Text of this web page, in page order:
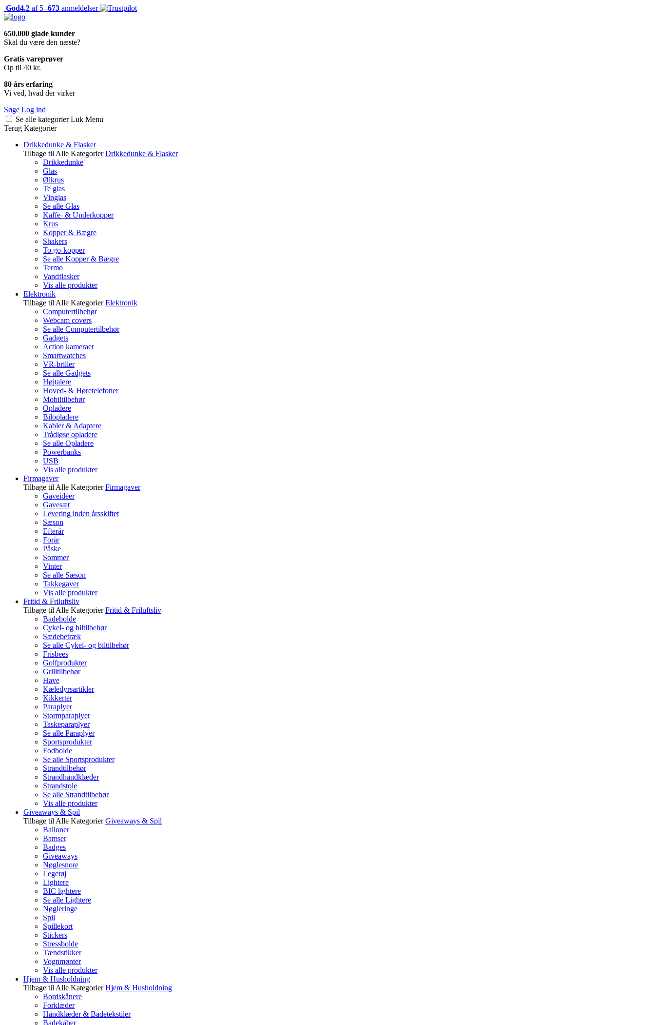
God4.2 af 5 -673 anmeldelser
650.000 glade kunder
Skal du være den næste?
Gratis vareprøver
Op til 40 kr.
80 års erfaring
Vi ved, hvad der virker
Søge Log ind
Se alle kategorier Luk Menu
Terug Kategorier
Drikkedunke & Flasker
Tilbage til Alle Kategorier Drikkedunke & Flasker
Drikkedunke
Glas
Ølkrus
Te glas
Vinglas
Se alle Glas
Kaffe- & Underkopper
Krus
Kopper & Bægre
Shakers
To go-kopper
Se alle Kopper & Bægre
Termo
Vandflasker
Vis alle produkter
Elektronik
Tilbage til Alle Kategorier Elektronik
Computertilbehør
Webcam covers
Se alle Computertilbehør
Gadgets
Action kameraer
Smartwatches
VR-briller
Se alle Gadgets
Højtalere
Hoved- & Høretelefoner
Mobiltilbehør
Opladere
Bilopladere
Kabler & Adaptere
Trådløse opladere
Se alle Opladere
Powerbanks
USB
Vis alle produkter
Firmagaver
Tilbage til Alle Kategorier Firmagaver
Gaveideer
Gavesæt
Levering inden årsskiftet
Sæson
Efterår
Forår
Påske
Sommer
Vinter
Se alle Sæson
Takkegaver
Vis alle produkter
Fritid & Friluftsliv
Tilbage til Alle Kategorier Fritid & Friluftsliv
Badebolde
Cykel- og biltilbehør
Sædebetræk
Se alle Cykel- og biltilbehør
Frisbees
Golfprodukter
Grilltilbehør
Have
Kæledyrsartikler
Kikkerter
Paraplyer
Stormparaplyer
Taskeparaplyer
Se alle Paraplyer
Sportsprodukter
Fodbolde
Se alle Sportsprodukter
Strandtilbehør
Strandhåndklæder
Strandstole
Se alle Strandtilbehør
Vis alle produkter
Giveaways & Spil
Tilbage til Alle Kategorier Giveaways & Spil
Balloner
Bamser
Badges
Giveaways
Nøglesnore
Legetøj
Lightere
BIC lightere
Se alle Lightere
Nøgleringe
Spil
Spillekort
Stickers
Stressbolde
Tændstikker
Vognmønter
Vis alle produkter
Hjem & Husholdning
Tilbage til Alle Kategorier Hjem & Husholdning
Bordskånere
Forklæder
Håndklæder & Badetekstiler
Badekåber